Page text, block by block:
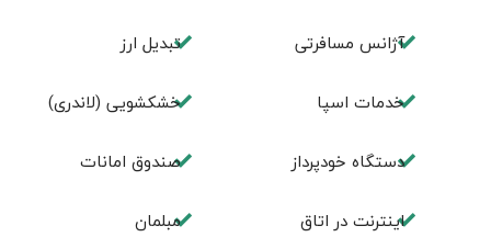
آژانس مسافرتی تبديل ارز
خدمات اسپا خشکشویی (لاندری)
دستگاه خودپرداز صندوق امانات
اینترنت در اتاق مبلمان